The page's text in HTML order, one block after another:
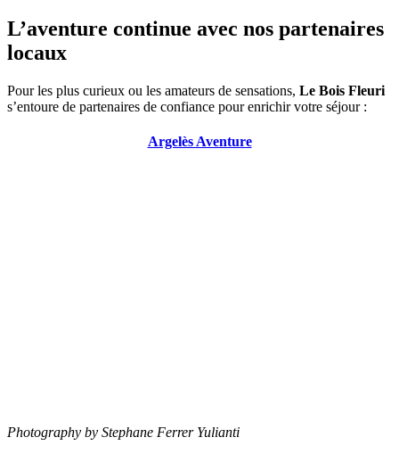
L’aventure continue avec nos partenaires
locaux
Pour les plus curieux ou les amateurs de sensations, Le Bois Fleuri
s’entoure de partenaires de confiance pour enrichir votre séjour :
Argelès Aventure
Photography by Stephane Ferrer Yulianti